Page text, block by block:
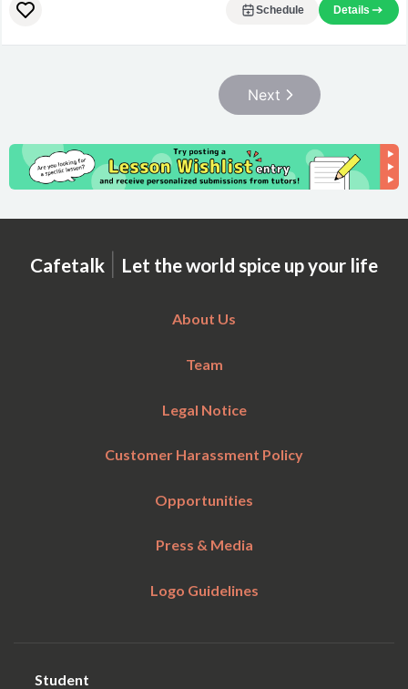
Schedule Details
Next
Cafetalk | Let the world spice up your life
About Us
Team
Legal Notice
Customer Harassment Policy
Opportunities
Press & Media
Logo Guidelines
Student